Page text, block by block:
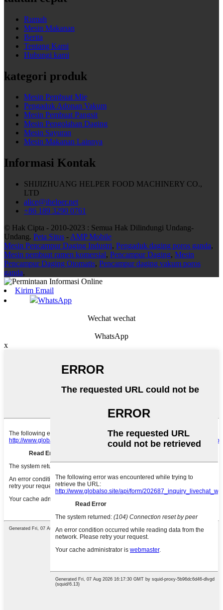
Rumah
Mesin Makanan
Berita
Tentang Kami
Hubungi kami
kategori produk
Mesin Pembuat Mie
Pengaduk Adonan Vakum
Mesin Pembuat Pangsit
Mesin Pengolahan Daging
Mesin Sayuran
Mesin Makanan Lainnya
Informasi Kontak
SHIJIZHUANG HELPER FOOD MACHINERY CO.,
LTD
alice@ihelper.net
+86 189 3290 0761
© Hak Cipta - 2010-2023 : Semua Hak Dilindungi Undang-
Undang. Peta Situs - AMP Mobile
Mesin Pencampur Daging Industri, Pengaduk daging poros ganda,
Mesin pembuat ramen komersial, Pencampur Daging, Mesin
Pencampur Daging Otomatis, Pencampur daging vakum poros
ganda,
Kirim Email
WhatsApp
Wechat wechat
WhatsApp
x